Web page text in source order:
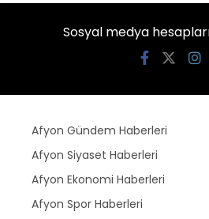
Sosyal medya
Afyon Gündem Haberleri
Afyon Siyaset Haberleri
Afyon Ekonomi Haberleri
Afyon Spor Haberleri